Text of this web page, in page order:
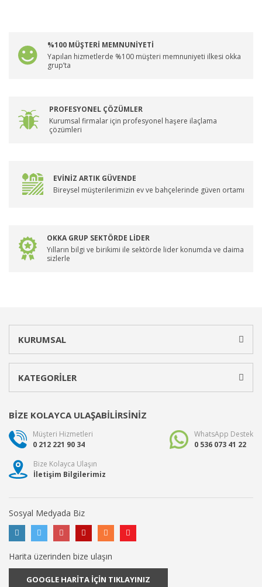
%100 MÜŞTERİ MEMNUNİYETİ
Yapılan hizmetlerde %100 müşteri memnuniyeti ilkesi okka
grup’ta
PROFESYONEL ÇÖZÜMLER
Kurumsal firmalar için profesyonel haşere ilaçlama
çözümleri
EVİNİZ ARTIK GÜVENDE
Bireysel müşterilerimizin ev ve bahçelerinde güven ortamı
OKKA GRUP SEKTÖRDE LİDER
Yılların bilgi ve birikimi ile sektörde lider konumda ve daima
sizlerle
KURUMSAL
KATEGORİLER
BİZE KOLAYCA ULAŞABİLİRSİNİZ
Müşteri Hizmetleri
0 212 221 90 34
WhatsApp Destek
0 536 073 41 22
Bize Kolayca Ulaşın
İletişim Bilgilerimiz
Sosyal Medyada Biz
Harita üzerinden bize ulaşın
GOOGLE HARİTA İÇİN TIKLAYINIZ